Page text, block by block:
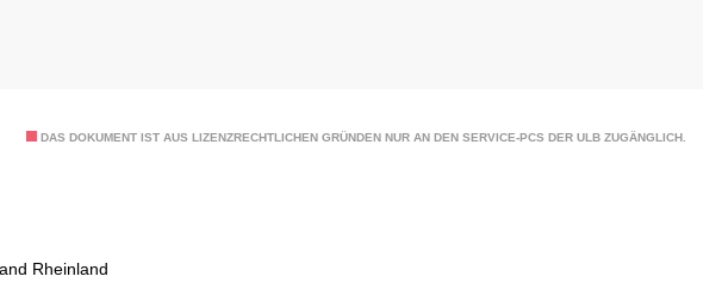
DAS DOKUMENT IST AUS LIZENZRECHTLICHEN GRÜNDEN NUR AN DEN SERVICE-PCS DER ULB ZUGÄNGLICH.
Rheinland